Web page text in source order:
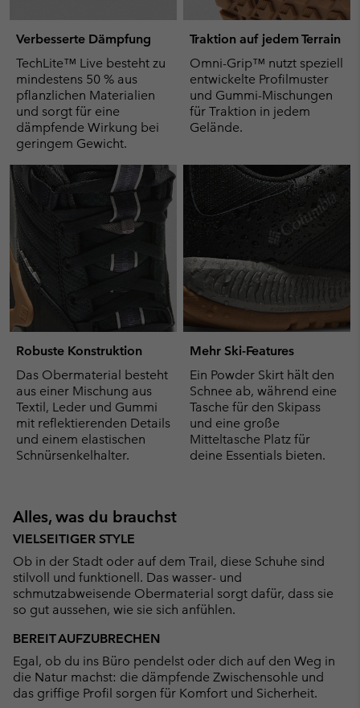
Verbesserte Dämpfung
TechLite™ Live besteht zu
mindestens 50 % aus
pflanzlichen Materialien
und sorgt für eine
dämpfende Wirkung bei
geringem Gewicht.
Traktion auf jedem Terrain
Omni-Grip™ nutzt speziell
entwickelte Profilmuster
und Gummi-Mischungen
für Traktion in jedem
Gelände.
Robuste Konstruktion
Das Obermaterial besteht
aus einer Mischung aus
Textil, Leder und Gummi
mit reflektierenden Details
und einem elastischen
Schnürsenkelhalter.
Mehr Ski-Features
Ein Powder Skirt hält den
Schnee ab, während eine
Tasche für den Skipass
und eine große
Mitteltasche Platz für
deine Essentials bieten.
Alles, was du brauchst
VIELSEITIGER STYLE
Ob in der Stadt oder auf dem Trail, diese Schuhe sind
stilvoll und funktionell. Das wasser- und
schmutzabweisende Obermaterial sorgt dafür, dass sie
so gut aussehen, wie sie sich anfühlen.
BEREIT AUFZUBRECHEN
Egal, ob du ins Büro pendelst oder dich auf den Weg in
die Natur machst: die dämpfende Zwischensohle und
das griffige Profil sorgen für Komfort und Sicherheit.